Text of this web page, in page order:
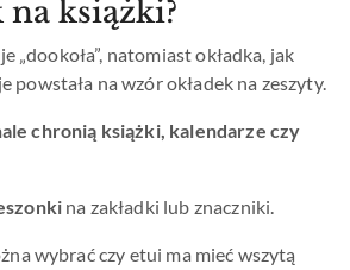
na książki?
„dookoła”, natomiast okładka, jak
powstała na wzór okładek na zeszyty.
chronią książki, kalendarze czy
na zakładki lub znaczniki.
wybrać czy etui ma mieć wszytą